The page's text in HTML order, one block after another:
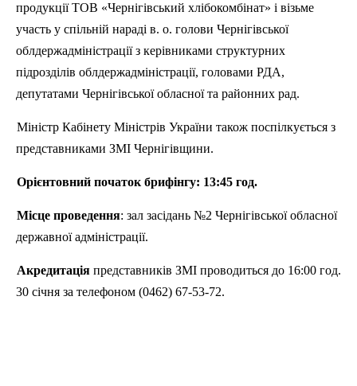
продукції ТОВ «Чернігівський хлібокомбінат» і візьме
участь у спільній нараді в. о. голови Чернігівської
облдержадміністрації з керівниками структурних
підрозділів облдержадміністрації, головами РДА,
депутатами Чернігівської обласноїта районних рад.
Міністр Кабінету Міністрів України також поспілкується з
представниками ЗМІ Чернігівщини.
Орієнтовний початок брифінгу: 13:45 год.
Місце проведення: зал засідань №2 Чернігівської обласної
державної адміністрації.
Акредитація представників ЗМІ проводиться до 16:00 год.
30 січня за телефоном (0462) 67-53-72.